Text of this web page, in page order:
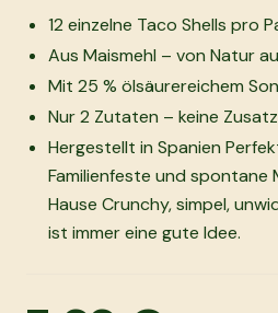
12 einzelne Taco Shells pro
Aus Maismehl – von Natur
Mit 25 % ölsäurereichem
Nur 2 Zutaten – keine
Hergestellt in Spanien
Familienfeste und spontane
Hause Crunchy, simpel,
ist immer eine gute Idee.